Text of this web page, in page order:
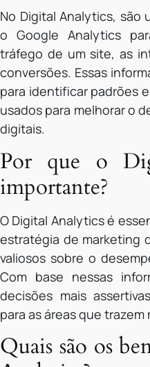
No Digital Analytics, são
o Google Analytics
tráfego de um site, as
conversões. Essas
para identificar padrões
usados para melhorar o
digitais.
Por que o
importante?
O Digital Analytics é
estratégia de marketing
valiosos sobre o
Com base nessas
decisões mais
para as áreas que
Quais são os